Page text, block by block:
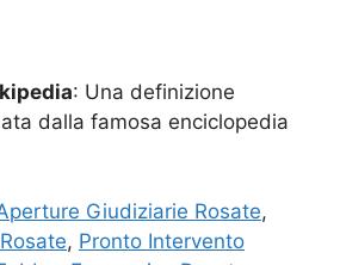
: Una definizione
dalla famosa enciclopedia
Giudiziarie Rosate,
, Pronto Intervento